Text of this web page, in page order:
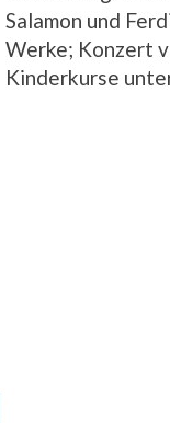
Salamon und
Werke; Konzert
Kinderkurse